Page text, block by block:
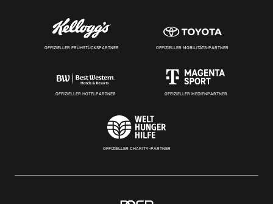
OFFIZIELLER FRÜHSTÜCKSPARTNER OFFIZIELLER MOBILITÄTS-PARTNER
OFFIZIELLER HOTELPARTNER OFFIZIELLER MEDIENPARTNER
OFFIZIELLER CHARITY-PARTNER